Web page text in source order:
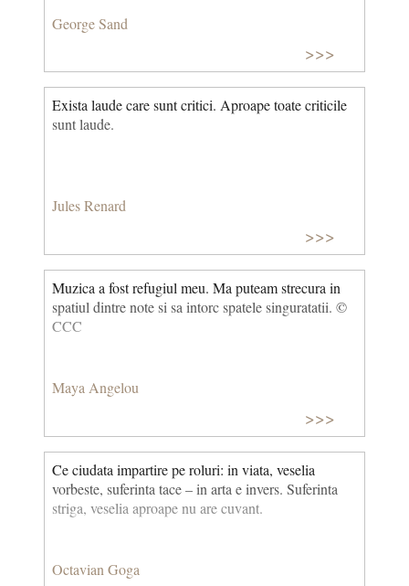
George Sand
>>>
Exista laude care sunt critici. Aproape toate criticile
sunt laude.
Jules Renard
>>>
Muzica a fost refugiul meu. Ma puteam strecura in
spatiul dintre note si sa intorc spatele singuratatii. ©
CCC
Maya Angelou
>>>
Ce ciudata impartire pe roluri: in viata, veselia
vorbeste, suferinta tace – in arta e invers. Suferinta
striga, veselia aproape nu are cuvant.
Octavian Goga